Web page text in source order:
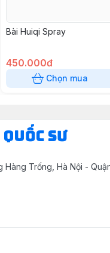
Bài Huiqi Spray
450.000đ
Chọn mua
Sư
Hàng Trống, Hà Nội -